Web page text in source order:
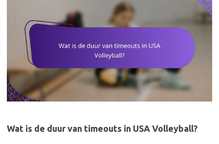
Wat is de duur van timeouts in USA Volleyball?